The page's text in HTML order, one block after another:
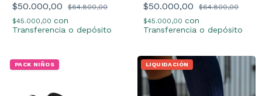
$50.000,00
$64.800,00
$45.000,00 con
Transferencia o depósito
$50.000,00
$64.800,00
$45.000,00 con
Transferencia o depósito
PACK NIÑOS LIQUIDACIÓN